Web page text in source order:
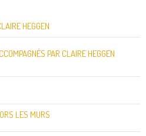
HEGGEN
PAR CLAIRE HEGGEN
LES MURS